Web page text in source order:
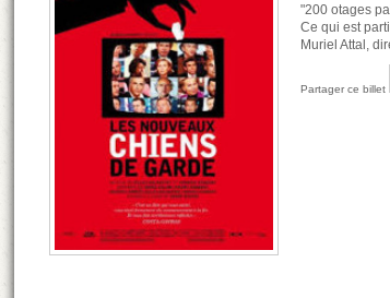
"200 otages
Ce qui est
Muriel Attal,
Partager ce billet